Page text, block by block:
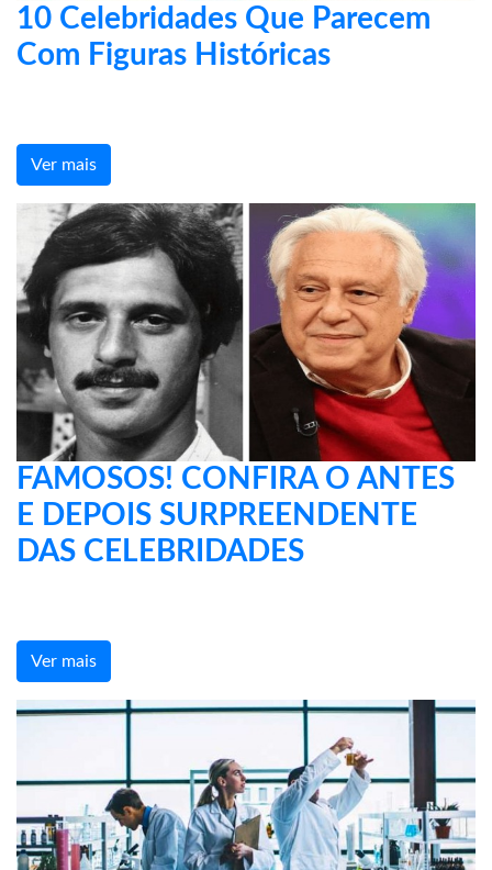
10 Celebridades Que Parecem
Com Figuras Históricas
Ver mais
FAMOSOS! CONFIRA O ANTES
E DEPOIS SURPREENDENTE
DAS CELEBRIDADES
Ver mais